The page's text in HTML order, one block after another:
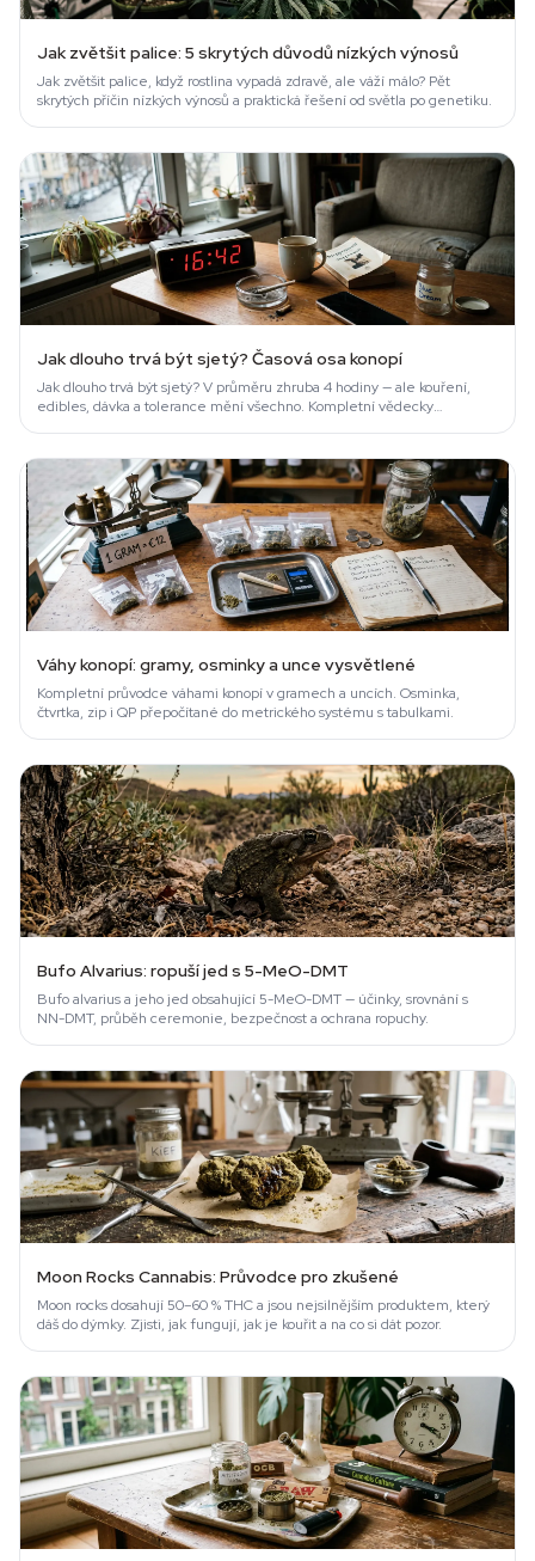
Jak zvětšit palice: 5 skrytých důvodů nízkých výnosů
Jak zvětšit palice, když rostlina vypadá zdravě, ale váží málo? Pět
skrytých příčin nízkých výnosů a praktická řešení od světla po genetiku.
Jak dlouho trvá být sjetý? Časová osa konopí
Jak dlouho trvá být sjetý? V průměru zhruba 4 hodiny — ale kouření,
edibles, dávka a tolerance mění všechno. Kompletní vědecky
Váhy konopí: gramy, osminky a unce vysvětlené
Kompletní průvodce váhami konopí v gramech a uncích. Osminka,
čtvrtka, zip i QP přepočítané do metrického systému s tabulkami.
Bufo Alvarius: ropuší jed s 5-MeO-DMT
Bufo alvarius a jeho jed obsahující 5-MeO-DMT — účinky, srovnání s
NN-DMT, průběh ceremonie, bezpečnost a ochrana ropuchy.
Moon Rocks Cannabis: Průvodce pro zkušené
Moon rocks dosahují 50–60 % THC a jsou nejsilnějším produktem, který
dáš do dýmky. Zjisti, jak fungují, jak je kouřit a na co si dát pozor.